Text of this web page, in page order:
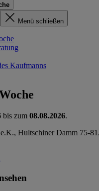
Menü schließen
Kaufmanns
bis zum 08.08.2026.
Hultschiner Damm 75-